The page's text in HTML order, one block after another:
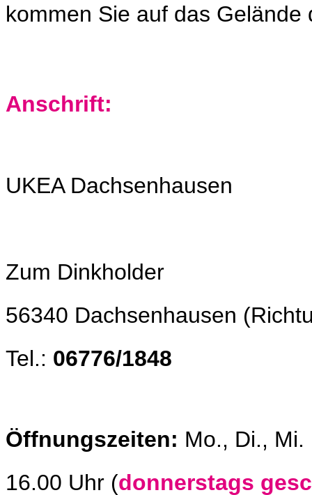
kommen Sie auf das
Anschrift:
UKEA Dachsenhausen
Zum Dinkholder
56340
Tel.: 06776/1848
Öffnungszeiten: Mo., Di.,
16.00 Uhr (donnerstags